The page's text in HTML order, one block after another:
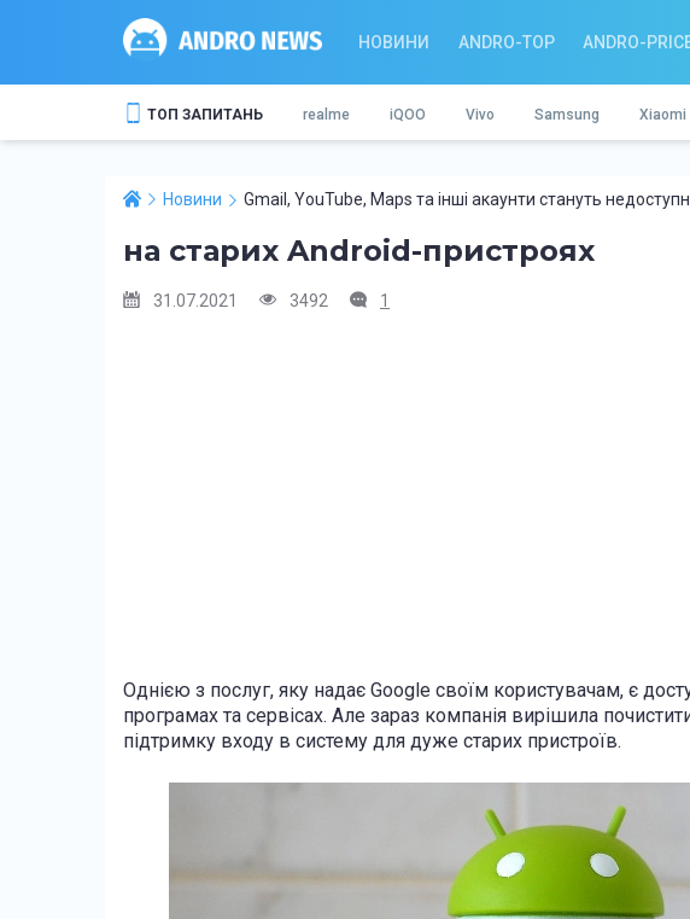
НОВИНИ ANDRO-TOP ANDRO-
ТОП ЗАПИТАНЬ realme iQOO Vivo Samsung Xiaomi
Новини Gmail, YouTube, Maps та інші акаунти стануть
на старих Android-пристроях
31.07.2021 3492 1
Однією з послуг, яку надає Google своїм користувачам, є
програмах та сервісах. Але зараз компанія вирішила
підтримку входу в систему для дуже старих пристроїв.